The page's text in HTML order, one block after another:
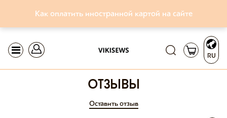
Как оплатить иностранной картой на сайте
RU
отзывы
Оставить отзыв